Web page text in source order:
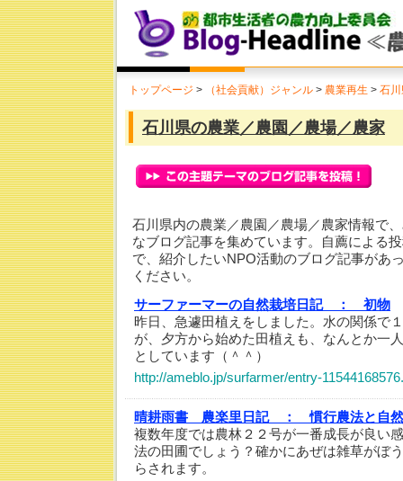
トップページ > （社会貢献）ジャンル > 農業再生 > 石
石川県の農業／農園／農場／農家
石川県内の農業／農園／農場／農家情報で
なブログ記事を集めています。自薦による
で、紹介したいNPO活動のブログ記事があ
ください。
サーファーマーの自然栽培日記 ：
初物
昨日、急遽田植えをしました。水の関係で
が、夕方から始めた田植えも、なんとか一
としています（＾＾）
http://ameblo.jp/surfarmer/entry-
晴耕雨書 農楽里日記 ：
慣行農法と自
複数年度では農林２２号が一番成長が良い
法の田圃でしょう？確かにあぜは雑草がぼ
らされます。